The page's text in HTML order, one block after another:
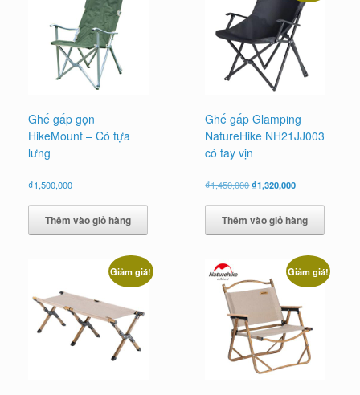
Ghế gấp gọn
HikeMount – Có tựa
lưng
₫1,500,000
Thêm vào giỏ hàng
Ghế gấp Glamping
NatureHike NH21JJ003
có tay vịn
₫1,450,000Giá
là:
₫1,450,000.
₫1,320,000Giá
tại
là:
₫1,320,000.
Thêm vào giỏ hàng
Giảm giá! Giảm giá!